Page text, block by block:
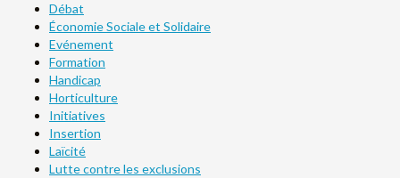
Débat
Économie Sociale et Solidaire
Evénement
Formation
Handicap
Horticulture
Initiatives
Insertion
Laïcité
Lutte contre les exclusions